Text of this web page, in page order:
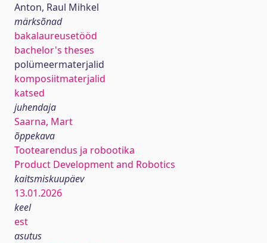
Anton, Raul Mihkel
märksõnad
bakalaureusetööd
bachelor's theses
polümeermaterjalid
komposiitmaterjalid
katsed
juhendaja
Saarna, Mart
õppekava
Tootearendus ja robootika
Product Development and Robotics
kaitsmiskuupäev
13.01.2026
keel
est
asutus